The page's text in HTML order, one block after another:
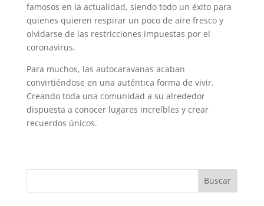
famosos en la actualidad, siendo todo un éxito para
quienes quieren respirar un poco de aire fresco y
olvidarse de las restricciones impuestas por el
coronavirus.
Para muchos, las autocaravanas acaban
convirtiéndose en una auténtica forma de vivir.
Creando toda una comunidad a su alrededor
dispuesta a conocer lugares increíbles y crear
recuerdos únicos.